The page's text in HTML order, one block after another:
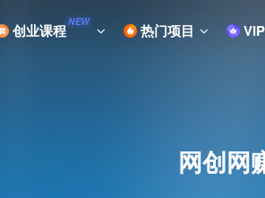
创业课程NEW 热门项目
网创网